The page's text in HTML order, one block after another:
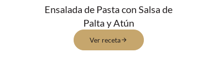
Ensalada de Pasta con Salsa de
Palta y Atún
Ver receta